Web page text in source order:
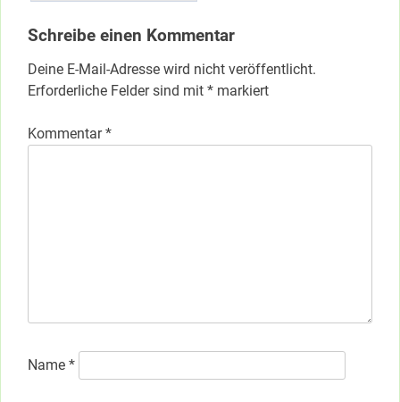
Schreibe einen Kommentar
Deine E-Mail-Adresse wird nicht veröffentlicht.
Erforderliche Felder sind mit * markiert
Kommentar*
Name *